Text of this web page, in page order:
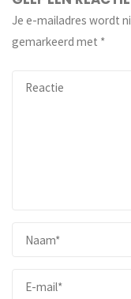
Je e-mailadres wordt
gemarkeerd met *